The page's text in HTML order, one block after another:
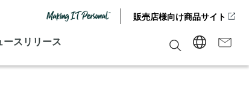
販売店様向け商品サイト
ースリリース